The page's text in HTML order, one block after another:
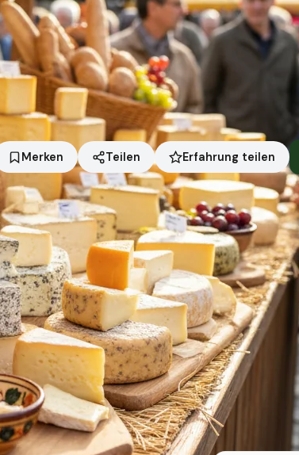
Merken Teilen Erfahrung teilen
Status heute
Heute geschlossen